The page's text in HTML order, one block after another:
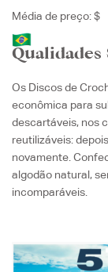
Média de preço: $
Qualidades
Os Discos de
econômica para
descartáveis, nos
reutilizáveis:
novamente.
algodão natural,
incomparáveis.